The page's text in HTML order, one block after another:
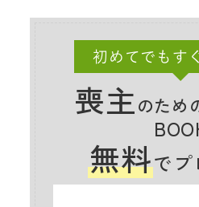
初めてでもす
喪主のため
無料でプ